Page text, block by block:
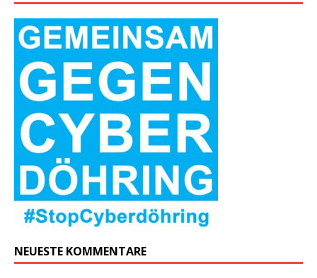
NEUESTE KOMMENTARE